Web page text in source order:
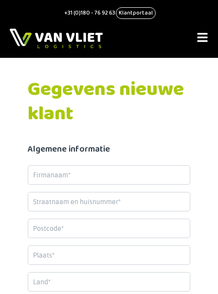
+31 (0)180 - 76 92 63 Klantportaal
Gegevens nieuwe
klant
Algemene informatie